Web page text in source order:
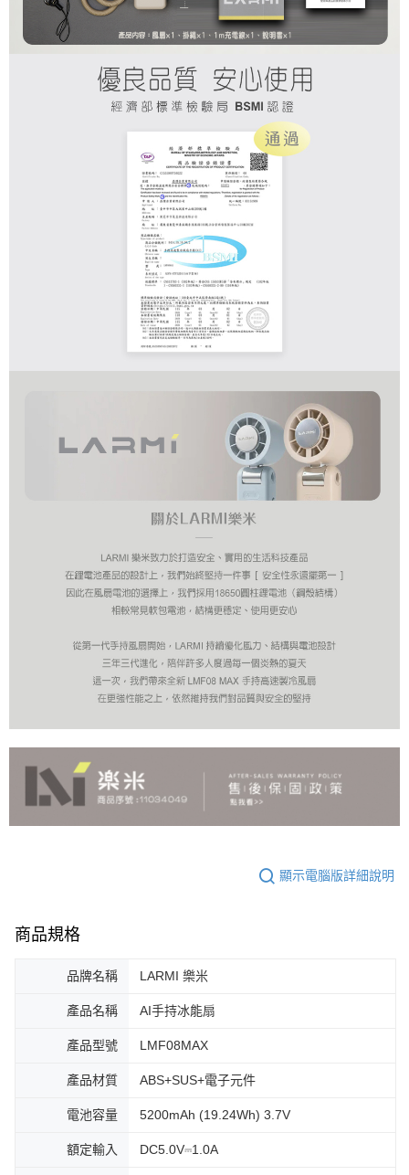
顯示電腦版詳細說明
商品規格
品牌名稱 LARMI 樂米
產品名稱 AI手持冰能扇
產品型號 LMF08MAX
產品材質 ABS+SUS+電子元件
電池容量 5200mAh (19.24Wh) 3.7V
額定輸入 DC5.0V⎓1.0A